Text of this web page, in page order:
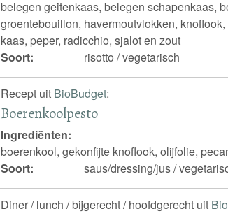
belegen geitenkaas, belegen schapenkaas,
groentebouillon, havermoutvlokken,
kaas, peper, radicchio, sjalot en zout
Soort:
risotto / vegetarisch
Recept uit BioBudget:
Boerenkoolpesto
Ingrediënten:
boerenkool, gekonfijte knoflook, olijfolie,
Soort:
saus/dressing/jus /
Diner / lunch / bijgerecht / hoofdgerecht uit